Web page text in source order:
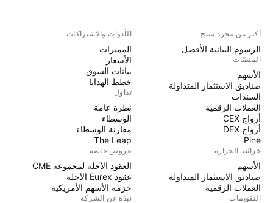
أكثر من مجرد منتج
الرسوم البيانية الأفضل
المنصّات
الأسهم
صناديق الاستثمار المتداولة
السندات
العملات الرقمية
أزواج CEX
أزواج DEX
Pine
خرائط الحرارة
الأسهم
صناديق الاستثمار المتداولة
العملات الرقمية
التقويمات
الأدوات والاشتراكات
المميزات
الأسعار
بيانات السوق
خطط الهدايا
تداول
نظرة عامة
الوسطاء
مقارنة الوسطاء
The Leap
عروض خاصة
العقود الآجلة لمجموعة CME
عقود Eurex الآجلة
حزمة الأسهم الأمريكية
نبذة عن الشركة